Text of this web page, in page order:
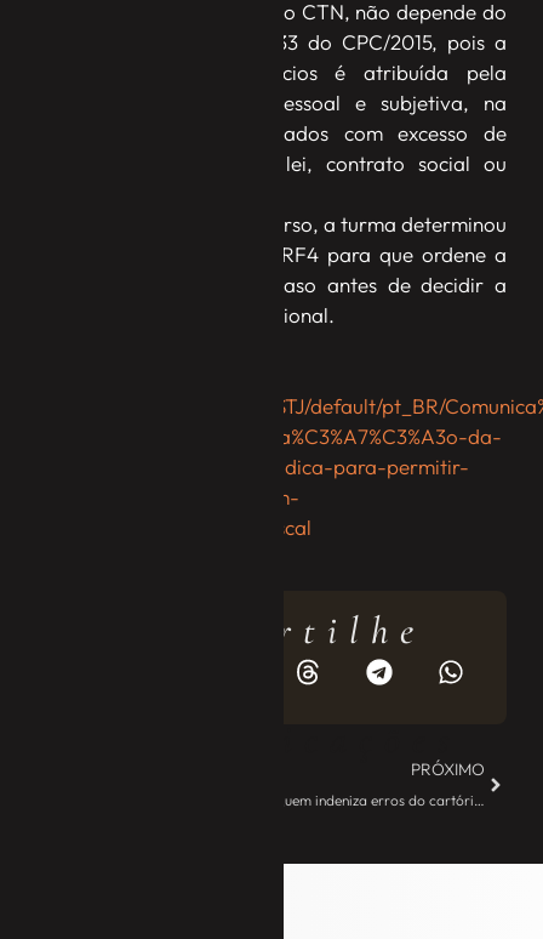
nos termos do artigo 135 do CTN, não depende do
IDPJ previsto no artigo 133 do CPC/2015, pois a
responsabilidade dos sócios é atribuída pela
própria lei, de forma pessoal e subjetiva, na
hipótese de “atos praticados com excesso de
poderes ou infração de lei, contrato social ou
Ao dar provimento ao recurso, a turma determinou
o retorno dos autos ao TRF4 para que ordene a
instauração do IDPJ no caso antes de decidir a
pretensão da Fazenda Nacional.
http://www.stj.jus.br/sites/STJ/default/pt_BR/
Turma-aplica-desconsidera%C3%A7%C3%A3o-da-
personalidade-jur%C3%ADdica-para-permitir-
defesa-de-s%C3%B3cio-em-
execu%C3%A7%C3%A3o-fiscal
Compartilhe
PRÓXIMO
Quem indeniza erros do cartório? – JE Camargo